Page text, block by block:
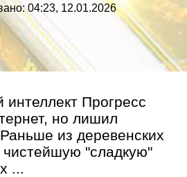
04:23, 12.01.2026
интеллект Прогресс
но лишил
из деревенских
чистейшую "сладкую"
...